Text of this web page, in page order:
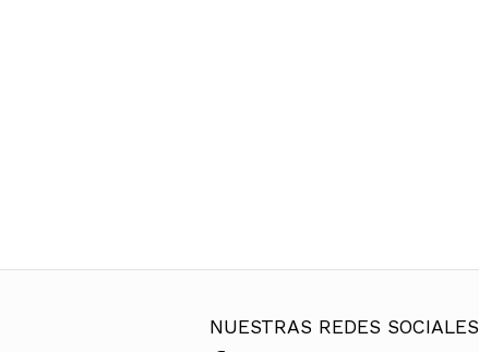
NUESTRAS REDES SOCIALES